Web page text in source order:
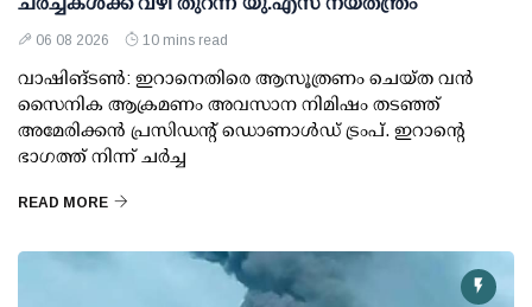
06 08 2026 10 mins read
വാഷിങ്ടണ്‍: ഇറാനെതിരെ ആസൂത്രണം ചെയ്ത വന്‍
സൈനിക ആക്രമണം അവസാന നിമിഷം തടഞ്ഞ്
അമേരിക്കന്‍ പ്രസിഡന്റ് ഡൊണാള്‍ഡ് ട്രംപ്. ഇറാന്റെ
ഭാഗത്ത് നിന്ന് ചര്‍ച്ച
READ MORE